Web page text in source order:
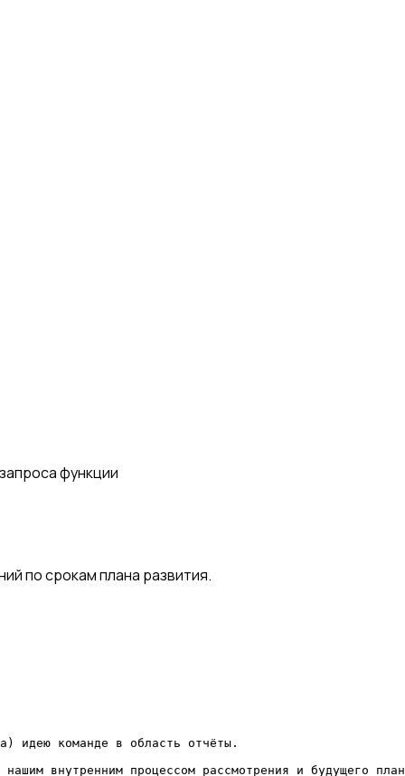
функции
по срокам плана развития.
идею команде в область отчёты.
внутренним процессом рассмотрения и будущего